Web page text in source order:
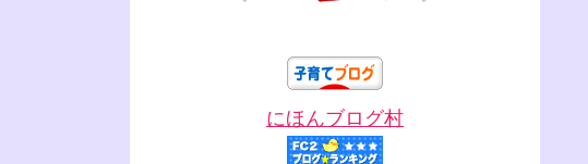
にほんブログ村